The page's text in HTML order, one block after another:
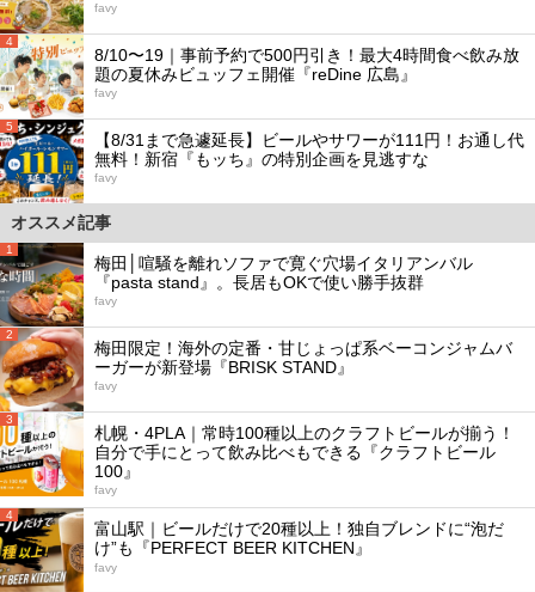
favy
4
8/10〜19｜事前予約で500円引き！最大4時間食べ飲み放
題の夏休みビュッフェ開催『reDine 広島』
favy
5
【8/31まで急遽延長】ビールやサワーが111円！お通し代
無料！新宿『もッち』の特別企画を見逃すな
favy
オススメ記事
1
梅田│喧騒を離れソファで寛ぐ穴場イタリアンバル
『pasta stand』。長居もOKで使い勝手抜群
favy
2
梅田限定！海外の定番・甘じょっぱ系ベーコンジャムバ
ーガーが新登場『BRISK STAND』
favy
3
札幌・4PLA｜常時100種以上のクラフトビールが揃う！
自分で手にとって飲み比べもできる『クラフトビール
100』
favy
4
富山駅｜ビールだけで20種以上！独自ブレンドに“泡だ
け”も『PERFECT BEER KITCHEN』
favy